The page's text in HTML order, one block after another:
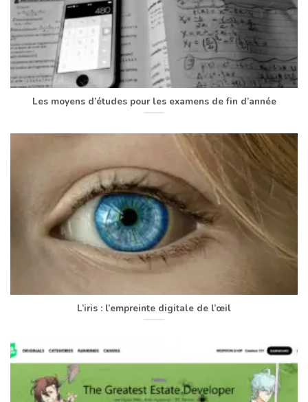
Les moyens d’études pour les examens de fin d’année
L’iris : l’empreinte digitale de l’œil